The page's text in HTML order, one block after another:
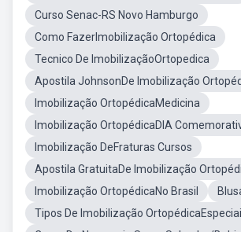
Curso Senac-RS Novo Hamburgo
Como FazerImobilização Ortopédica
Tecnico De ImobilizaçãoOrtopedica
Apostila JohnsonDe Imobilização
Imobilização OrtopédicaMedicina
Imobilização OrtopédicaDIA
Imobilização DeFraturas Cursos
Apostila GratuitaDe Imobilização
Imobilização OrtopédicaNo Brasil
Tipos De Imobilização